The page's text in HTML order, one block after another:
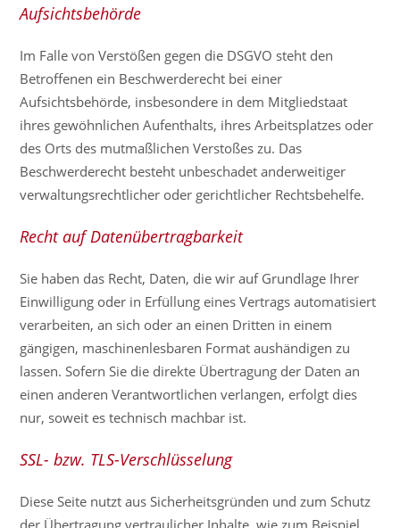
Aufsichtsbehörde
Im Falle von Verstößen gegen die DSGVO steht den
Betroffenen ein Beschwerderecht bei einer
Aufsichtsbehörde, insbesondere in dem Mitgliedstaat
ihres gewöhnlichen Aufenthalts, ihres Arbeitsplatzes oder
des Orts des mutmaßlichen Verstoßes zu. Das
Beschwerderecht besteht unbeschadet anderweitiger
verwaltungsrechtlicher oder gerichtlicher Rechtsbehelfe.
Recht auf Datenübertragbarkeit
Sie haben das Recht, Daten, die wir auf Grundlage Ihrer
Einwilligung oder in Erfüllung eines Vertrags automatisiert
verarbeiten, an sich oder an einen Dritten in einem
gängigen, maschinenlesbaren Format aushändigen zu
lassen. Sofern Sie die direkte Übertragung der Daten an
einen anderen Verantwortlichen verlangen, erfolgt dies
nur, soweit es technisch machbar ist.
SSL- bzw. TLS-Verschlüsselung
Diese Seite nutzt aus Sicherheitsgründen und zum Schutz
der Übertragung vertraulicher Inhalte, wie zum Beispiel